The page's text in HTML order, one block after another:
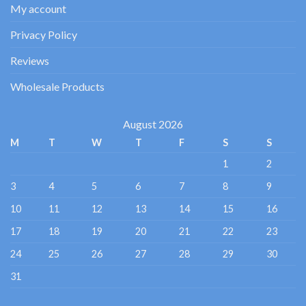
My account
Privacy Policy
Reviews
Wholesale Products
August 2026
M T W T F S
S
1
2
3
4 5 6 7 8
9
10
11 12 13 14 15
16
17
18 19 20 21 22
23
24
25 26 27 28 29
30
31